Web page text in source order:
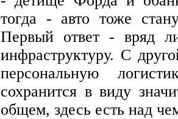
тогда - авто тоже
Первый ответ - вряд
инфраструктуру. С
персональную
сохранится в виду
общем, здесь есть над